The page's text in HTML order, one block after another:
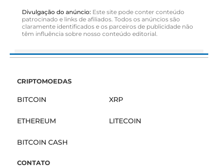
Divulgação do anúncio: Este site pode conter conteúdo
patrocinado e links de afiliados. Todos os anúncios são
claramente identificados e os parceiros de publicidade não
têm influência sobre nosso conteúdo editorial.
CRIPTOMOEDAS
BITCOIN XRP
ETHEREUM LITECOIN
BITCOIN CASH
CONTATO